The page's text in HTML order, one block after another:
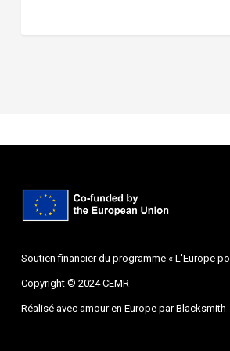
Soutien financier du programme « L'Europe
Copyright © 2024 CEMR
Réalisé avec amour en Europe parBlacksmith